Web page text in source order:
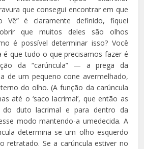
que consegui encontrar em que
Vê” é claramente definido, fiquei
que muitos deles são olhos
é possível determinar isso? Você
é que tudo o que precisamos fazer é
da “carúncula” — a prega da
de um pequeno cone avermelhado,
do olho. (A função da carúncula
até o ‘saco lacrimal’, que então as
duto lacrimal e para dentro da
modo mantendo-a umedecida. A
determina se um olho esquerdo
retratado. Se a carúncula estiver no